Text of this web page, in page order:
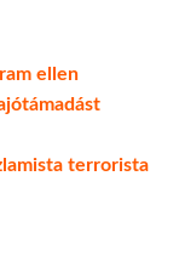
ellen
terrorista